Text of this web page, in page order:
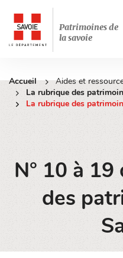
Patrimoines de
la savoie
Accueil Aides et
La rubrique des
La rubrique des
N° 10 à
des